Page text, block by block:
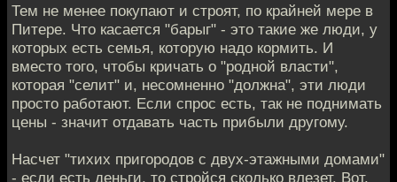
Тем не менее покупают и строят, по крайней мере в
Питере. Что касается "барыг" - это такие же люди, у
которых есть семья, которую надо кормить. И
вместо того, чтобы кричать о "родной власти",
которая "селит" и, несомненно "должна", эти люди
просто работают. Если спрос есть, так не поднимать
цены - значит отдавать часть прибыли другому.
Насчет "тихих пригородов с двух-этажными домами"
- если есть деньги, то стройся сколько влезет. Вот,